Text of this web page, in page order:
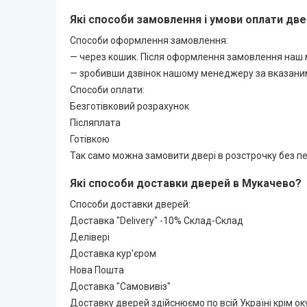
LEADOR (Леадор)
Leador Express (Леадор Експрес)
Darumi (Дарумі)
Статус (Status Doors)
Estet Doors (Естет Дорс)
Стильні Двері
Які способи замовлення і умови оплати
Способи оформлення замовлення:
— через кошик. Після оформлення замовлення
— зробивши дзвінок нашому менеджеру за
Способи оплати:
Безготівковий розрахунок
Післяплата
Готівкою
Так само можна замовити двері в розстрочку без
Які способи доставки дверей в Мукачево?
Способи доставки дверей:
Доставка "Delivery" -10% Склад-Склад
Делівері
Доставка кур'єром
Нова Пошта
Доставка "Самовивіз"
Доставку дверей здійснюємо по всій Україні крім